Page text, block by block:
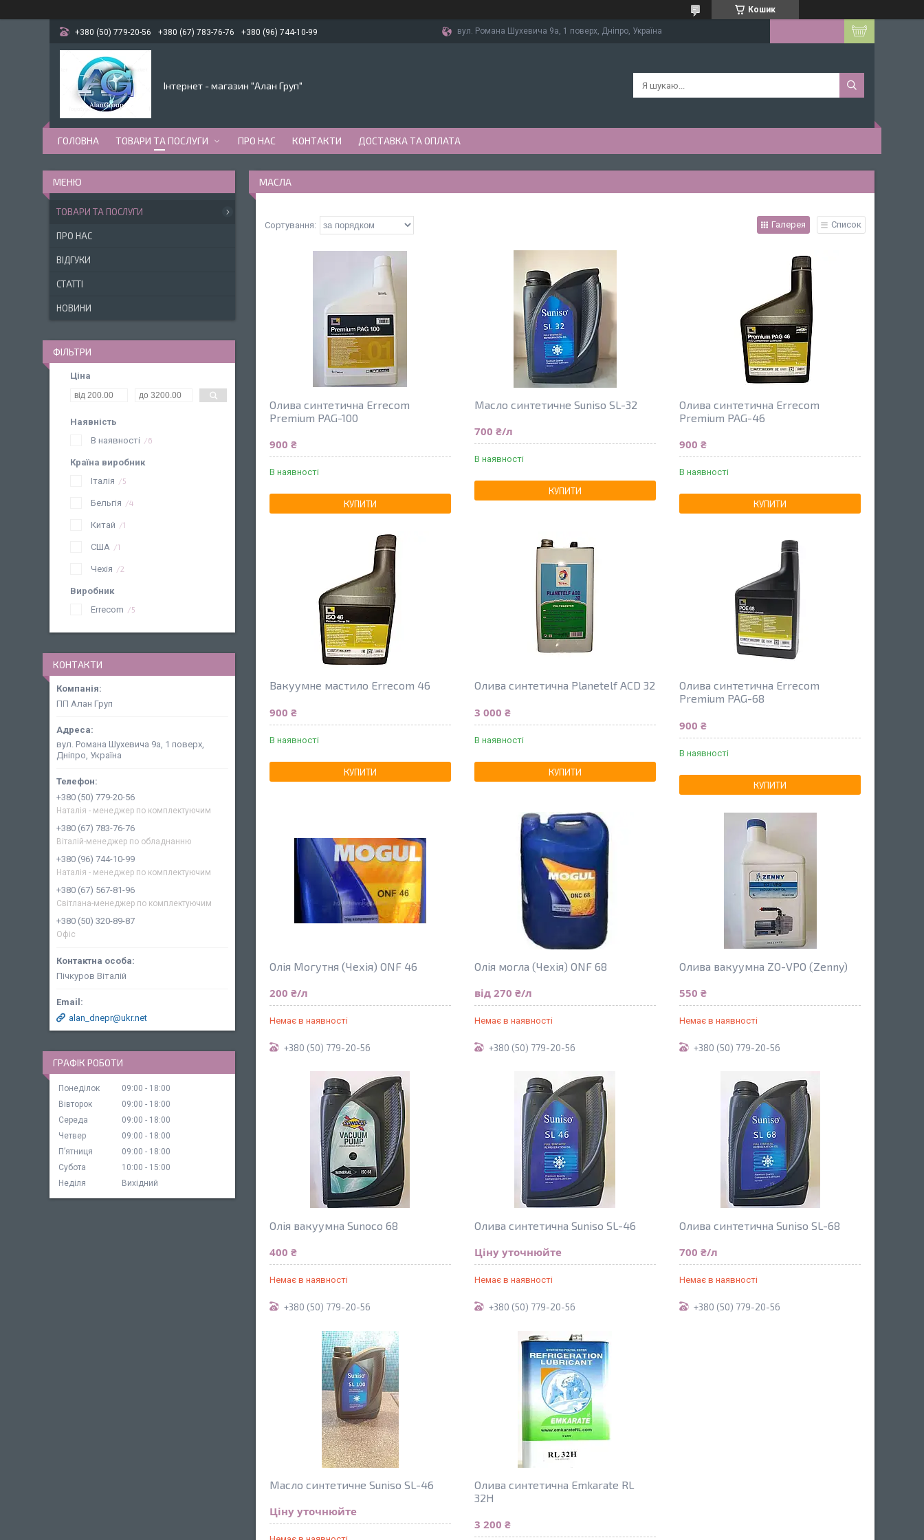
Кошик
+380 (50) 779-20-56 +380 (67) 783-76-76 +380 (96) 744-10-99 вул. Романа Шухевича 9а, 1 поверх, Дніпро, Україна
Інтернет - магазин "Алан Груп"
ГОЛОВНА ТОВАРИ ТА ПОСЛУГИ ПРО НАС КОНТАКТИ ДОСТАВКА ТА ОПЛАТА
МАСЛА
Галерея Список
Олива синтетична Errecom
Premium PAG-100
900 ₴
В наявності
КУПИТИ
Масло синтетичне Suniso SL-32
700 ₴/л
В наявності
КУПИТИ
Олива синтетична Errecom
Premium PAG-46
900 ₴
В наявності
КУПИТИ
Вакуумне мастило Errecom 46
900 ₴
В наявності
КУПИТИ
Олива синтетична Planetelf ACD 32
3 000 ₴
В наявності
КУПИТИ
Олива синтетична Errecom
Premium PAG-68
900 ₴
В наявності
КУПИТИ
Олія Могутня (Чехія) ONF 46
200 ₴/л
Немає в наявності
+380 (50) 779-20-56
Олія могла (Чехія) ONF 68
від 270 ₴/л
Немає в наявності
+380 (50) 779-20-56
Олива вакуумна ZO-VPO (Zenny)
550 ₴
Немає в наявності
+380 (50) 779-20-56
Олія вакуумна Sunoco 68
400 ₴
Немає в наявності
+380 (50) 779-20-56
Олива синтетична Suniso SL-46
Ціну уточнюйте
Немає в наявності
+380 (50) 779-20-56
Олива синтетична Suniso SL-68
700 ₴/л
Немає в наявності
+380 (50) 779-20-56
Масло синтетичне Suniso SL-46
Ціну уточнюйте
Олива синтетична Emkarate RL
32H
3 200 ₴
ТОВАРИ ТА ПОСЛУГИ
ПРО НАС
ВІДГУКИ
СТАТТІ
НОВИНИ
ФІЛЬТРИ
Ціна
Наявність
В наявності
6
Країна виробник
Італія
5
Бельгія 4
Китай 1
США 1
Чехія 2
Виробник
Errecom
5
КОНТАКТИ
ПП Алан Груп
вул. Романа Шухевича 9а, 1 поверх,
Дніпро, Україна
+380 (50) 779-20-56
Наталія - менеджер по комплектуючим
+380 (67) 783-76-76
Віталій-менеджер по обладнанню
+380 (96) 744-10-99
Наталія - менеджер по комплектуючим
+380 (67) 567-81-96
Світлана-менеджер по комплектуючим
+380 (50) 320-89-87
Офіс
Пічкуров Віталій
alan_dnepr@ukr.net
ГРАФІК РОБОТИ
Понеділок 09:00
18:00
Вівторок
09:00
18:00
Середа
09:00
18:00
Четвер
09:00
18:00
Пʼятниця
09:00
18:00
Субота
10:00
15:00
Неділя
Вихідний